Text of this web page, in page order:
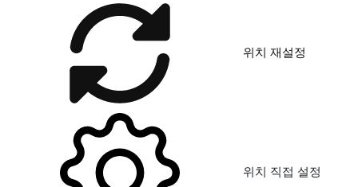
위치 재설정
위치 직접 설정